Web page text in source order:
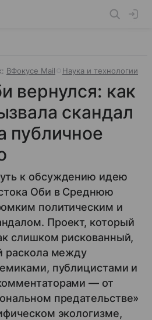
ВФокусе Mail Наука и технологии
вернулся: как
скандал
публичное
к обсуждению идею
Оби в Среднюю
политическим и
Проект, который
слишком рискованный,
раскола между
публицистами и
— от
предательстве»
экологизме,